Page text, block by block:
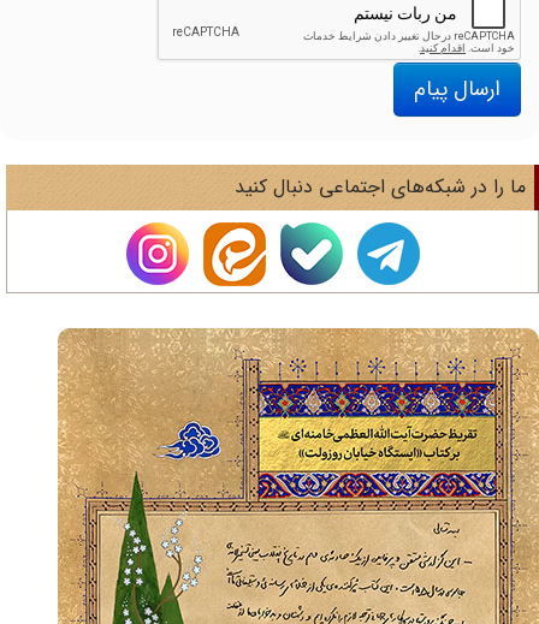
ارسال پیام
را در شبکه‌های اجتماعی دنبال کنید